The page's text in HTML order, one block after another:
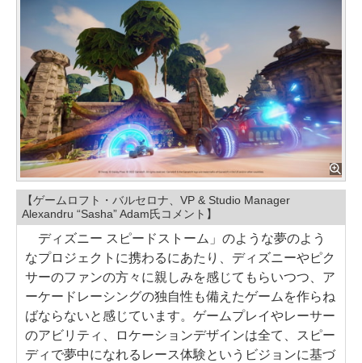
【ゲームロフト・バルセロナ、VP & Studio Manager
Alexandru “Sasha” Adam氏コメント】
ディズニー スピードストーム」のような夢のよう
なプロジェクトに携わるにあたり、ディズニーやピク
サーのファンの方々に親しみを感じてもらいつつ、ア
ーケードレーシングの独自性も備えたゲームを作らね
ばならないと感じています。ゲームプレイやレーサー
のアビリティ、ロケーションデザインは全て、スピー
ディで夢中になれるレース体験というビジョンに基づ